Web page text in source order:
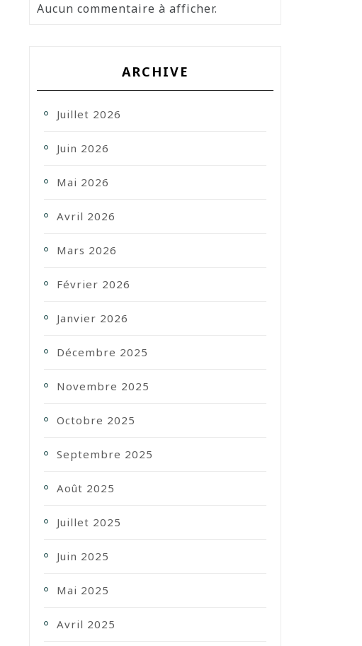
Aucun commentaire à afficher.
ARCHIVE
Juillet 2026
Juin 2026
Mai 2026
Avril 2026
Mars 2026
Février 2026
Janvier 2026
Décembre 2025
Novembre 2025
Octobre 2025
Septembre 2025
Août 2025
Juillet 2025
Juin 2025
Mai 2025
Avril 2025